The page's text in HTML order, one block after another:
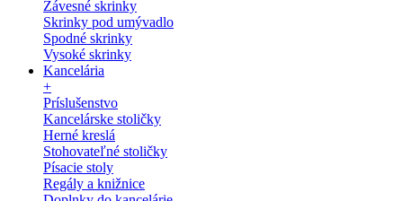
Závesné skrinky
Skrinky pod umývadlo
Spodné skrinky
Vysoké skrinky
Kancelária
+
Príslušenstvo
Kancelárske stoličky
Herné kreslá
Stohovateľné stoličky
Písacie stoly
Regály a knižnice